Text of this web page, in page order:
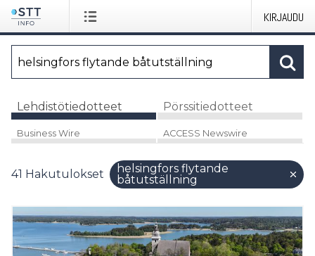
KIRJAUDU
Lehdistötiedotteet Pörssitiedotteet
Business Wire ACCESS Newswire
41 Hakutulokset
helsingfors flytande
båtutställning